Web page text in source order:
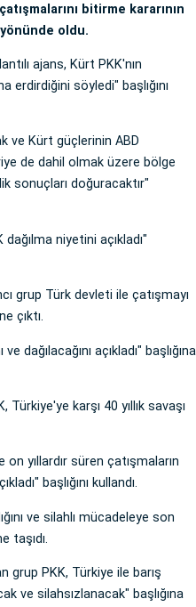
bitirme kararının
oldu.
ajans, Kürt PKK'nın
erdirdiğini söyledi" başlığını
ve Kürt güçlerinin ABD
de dahil olmak üzere bölge
sonuçları doğuracaktır"
niyetini açıkladı"
grup Türk devleti ile çatışmayı
çıktı.
dağılacağını açıkladı" başlığına
Türkiye'ye karşı 40 yıllık savaşı
yıllardır süren çatışmaların
başlığını kullandı.
ve silahlı mücadeleye son
taşıdı.
PKK, Türkiye ile barış
ve silahsızlanacak" başlığına